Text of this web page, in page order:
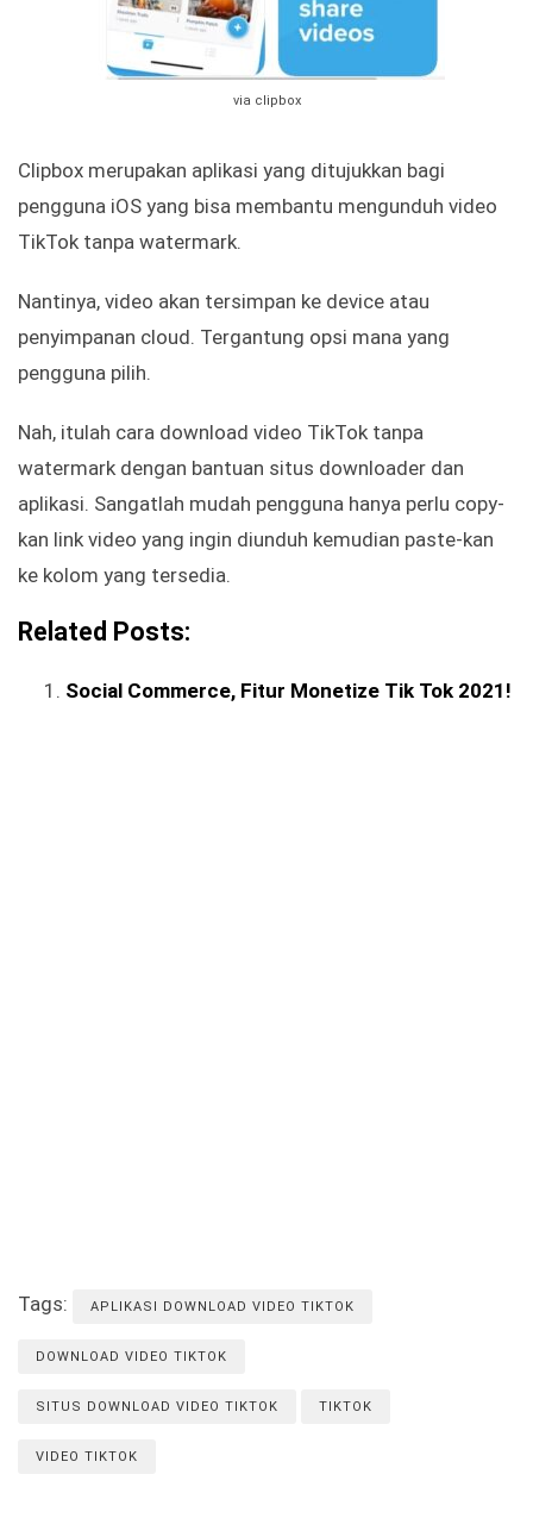
via clipbox
Clipbox merupakan aplikasi yang ditujukkan bagi
pengguna iOS yang bisa membantu mengunduh video
TikTok tanpa watermark.
Nantinya, video akan tersimpan ke device atau
penyimpanan cloud. Tergantung opsi mana yang
pengguna pilih.
Nah, itulah cara download video TikTok tanpa
watermark dengan bantuan situs downloader dan
aplikasi. Sangatlah mudah pengguna hanya perlu copy-
kan link video yang ingin diunduh kemudian paste-kan
ke kolom yang tersedia.
Related Posts:
Social Commerce, Fitur Monetize Tik Tok 2021!
Tags: APLIKASI DOWNLOAD VIDEO TIKTOK
DOWNLOAD VIDEO TIKTOK
SITUS DOWNLOAD VIDEO TIKTOK TIKTOK
VIDEO TIKTOK